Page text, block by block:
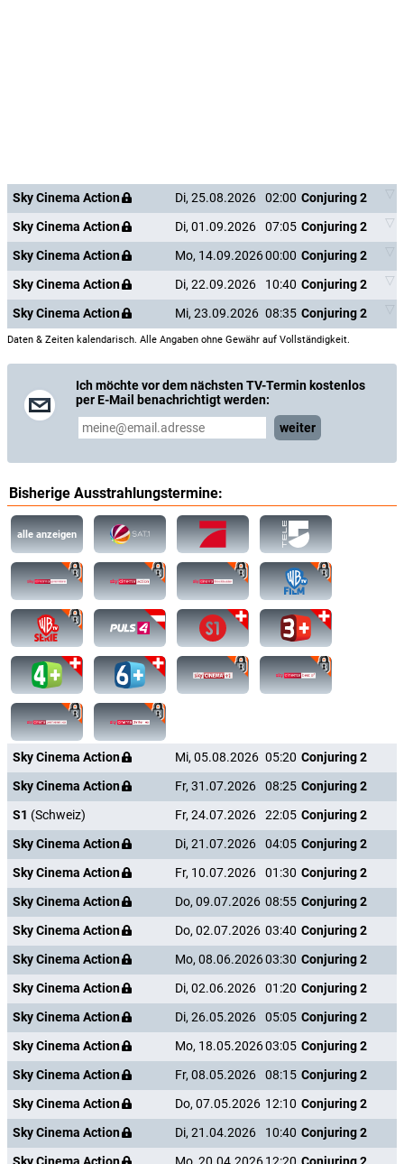
Sky Cinema Action Di, 25.08.2026 02:00 Conjuring 2
Sky Cinema Action
Di, 01.09.2026 07:05 Conjuring 2
Sky Cinema Action
Mo, 14.09.202600:00 Conjuring 2
Sky Cinema Action
Di, 22.09.2026 10:40 Conjuring 2
Sky Cinema Action
Mi, 23.09.2026 08:35 Conjuring 2
Daten & Zeiten kalendarisch. Alle Angaben ohne Gewähr auf Vollständigkeit.
Ich möchte vor dem nächsten TV-Termin kostenlos
per E-Mail benachrichtigt werden:
weiter
Bisherige Ausstrahlungstermine:
alle anzeigen
Sky Cinema Action Mi, 05.08.2026 05:20 Conjuring 2
Sky Cinema Action
Fr, 31.07.2026 08:25 Conjuring 2
S1 (Schweiz) Fr, 24.07.2026 22:05 Conjuring 2
Sky Cinema Action
Di, 21.07.2026 04:05 Conjuring 2
Sky Cinema Action
Fr, 10.07.2026 01:30 Conjuring 2
Sky Cinema Action
Do, 09.07.2026 08:55 Conjuring 2
Sky Cinema Action
Do, 02.07.2026 03:40 Conjuring 2
Sky Cinema Action
Mo, 08.06.202603:30 Conjuring 2
Sky Cinema Action
Di, 02.06.2026 01:20 Conjuring 2
Sky Cinema Action
Di, 26.05.2026 05:05 Conjuring 2
Sky Cinema Action
Mo, 18.05.202603:05 Conjuring 2
Sky Cinema Action
Fr, 08.05.2026 08:15 Conjuring 2
Sky Cinema Action
Do, 07.05.2026 12:10 Conjuring 2
Sky Cinema Action
Di, 21.04.2026 10:40 Conjuring 2